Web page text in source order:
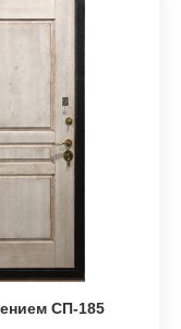
СП-185